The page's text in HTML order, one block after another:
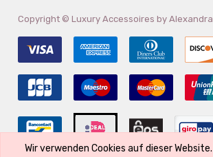
Wir verwenden Cookies auf dieser
Copyright © Luxury Accessoires by